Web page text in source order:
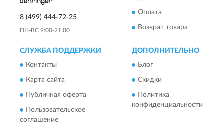
8 (499) 444-72-25
ПН-ВС 9:00-21:00
Оплата
Возврат товара
СЛУЖБА ПОДДЕРЖКИ
Контакты
Карта сайта
Публичная оферта
Пользовательское
соглашение
ДОПОЛНИТЕЛЬНО
Блог
Скидки
Политика
конфиденциальности